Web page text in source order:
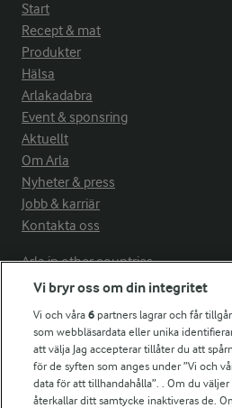
Start
Recept & mat
Produkter
Hälsa
Arlakadabra
Event & sponsring
Aktuellt
Om Arla
Nyheter & press
Jobb & karriär
Kontakta oss
Arla in other countries
Fler Arlasajter
För ägare
Arlas kundportal
Vi bryr oss om din integritet
Vi och våra6 partners lagrar och får
som webbläsardata eller unika
att välja Jag accepterar tillåter du att
för de syften som anges under ”Vi och
data för att tillhandahålla”. . Om du
återkallar ditt samtycke inaktiveras de.